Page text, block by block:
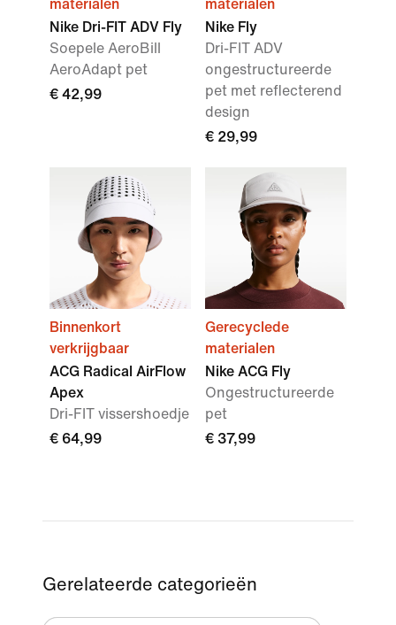
materialen
Nike Dri-FIT ADV Fly
Soepele AeroBill
AeroAdapt pet
€ 42,99
materialen
Nike Fly
Dri-FIT ADV
ongestructureerde
pet met reflecterend
design
€ 29,99
Binnenkort
verkrijgbaar
ACG Radical AirFlow
Apex
Dri-FIT vissershoedje
€ 64,99
Gerecyclede
materialen
Nike ACG Fly
Ongestructureerde
pet
€ 37,99
Gerelateerde categorieën